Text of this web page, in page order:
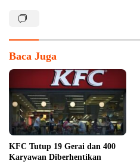
Baca Juga
KFC Tutup 19 Gerai dan 400
Karyawan Diberhentikan